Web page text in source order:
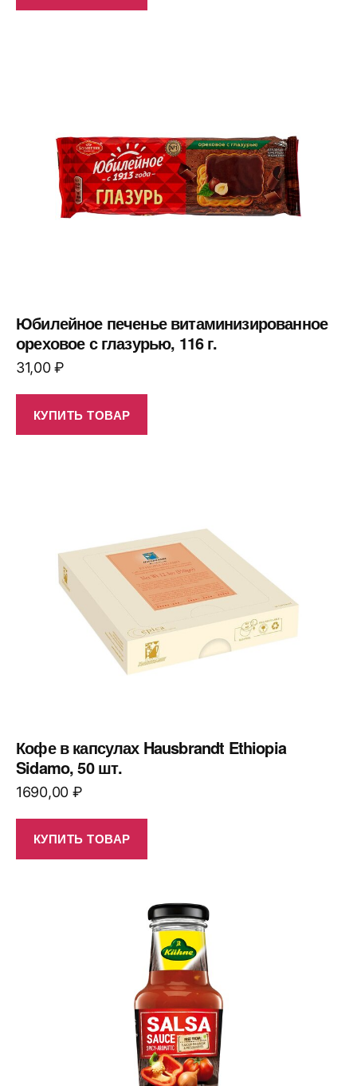
Юбилейное печенье витаминизированное
ореховое с глазурью, 116 г.
31,00₽
КУПИТЬ ТОВАР
Кофе в капсулах Hausbrandt Ethiopia
Sidamo, 50 шт.
1690,00 ₽
КУПИТЬ ТОВАР